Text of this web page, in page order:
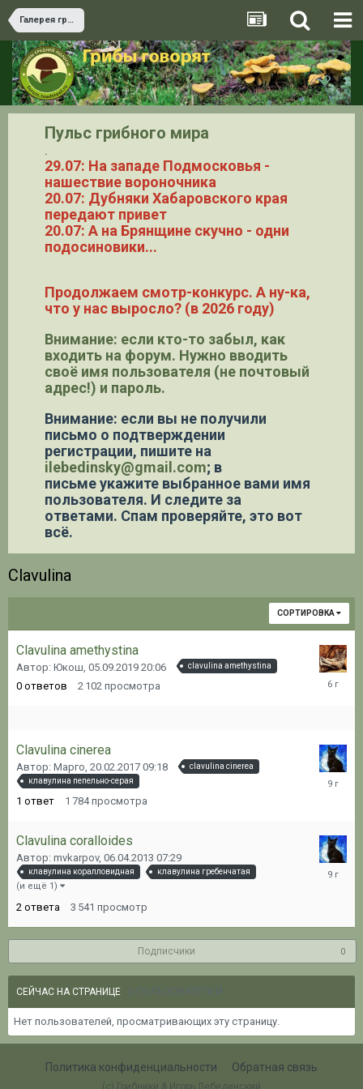
Галерея грибов
Пульс грибного мира
.
29.07: На западе Подмосковья -
нашествие вороночника
20.07: Дубняки Хабаровского края
передают привет
20.07: А на Брянщине скучно - одни
подосиновики...
Продолжаем смотр-конкурс. А ну-ка,
что у нас выросло? (в 2026 году)
Внимание: если кто-то забыл, как
входить на форум. Нужно вводить
своё имя пользователя (не почтовый
адрес!) и пароль.
Внимание: если вы не получили
письмо о подтверждении
регистрации, пишите на
ilebedinsky@gmail.com; в
письме укажите выбранное вами имя
пользователя. И следите за
ответами. Спам проверяйте, это вот
всё.
Clavulina
СОРТИРОВКА
Clavulina amethystina
Автор: Юкош, 05.09.2019 20:06 clavulina amethystina
0 ответов 2 102 просмотра
Clavulina cinerea
Автор: Марго, 20.02.2017 09:18
clavulina cinerea
клавулина пепельно-серая
1 ответ 1 784 просмотра
Clavulina coralloides
Автор: mvkarpov, 06.04.2013 07:29
клавулина коралловидная клавулина гребенчатая
(и ещё 1)
2 ответа 3 541 просмотр
Подписчики 0
СЕЙЧАС НА СТРАНИЦЕ 0 ПОЛЬЗОВАТЕЛЕЙ
Нет пользователей, просматривающих эту страницу.
Политика конфиденциальности Обратная связь
(c) Грибники & Игорь Лебединский